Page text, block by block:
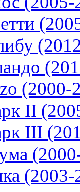
(2000-
II
III
(2003-